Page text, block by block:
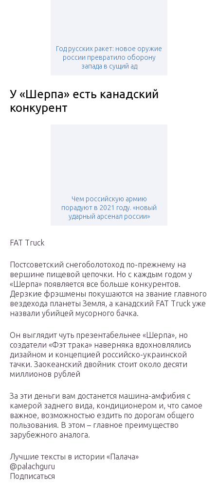
Год русских ракет: новое оружие
россии превратило оборону
запада в сущий ад
У «Шерпа» есть канадский
конкурент
Чем российскую армию
порадуют в 2021 году. «новый
ударный арсенал россии»
FAT Truck
Постсоветский снегоболотоход по-прежнему на
вершине пищевой цепочки. Но с каждым годом у
«Шерпа» появляется все больше конкурентов.
Дерзкие фрэшмены покушаются на звание главного
вездехода планеты Земля, а канадский FAT Truck уже
назвали убийцей мусорного бачка.
Он выглядит чуть презентабельнее «Шерпа», но
создатели «Фэт трака» наверняка вдохновлялись
дизайном и концепцией российско-украинской
тачки. Заокеанский двойник стоит около десяти
миллионов рублей
За эти деньги вам достанется машина-амфибия с
камерой заднего вида, кондиционером и, что самое
важное, возможностью ездить по дорогам общего
пользования. В этом – главное преимущество
зарубежного аналога.
Лучшие тексты в истории «Палача»
@palachguru
Подписаться